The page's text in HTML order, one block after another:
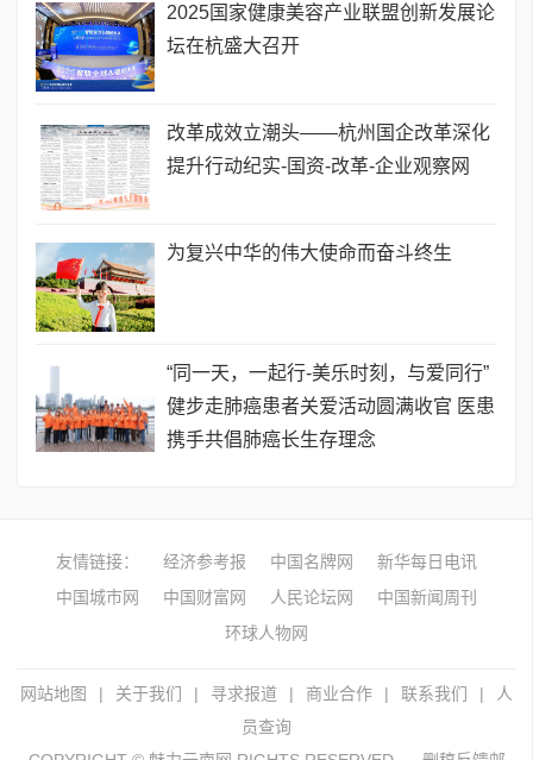
​2025国家健康美容产业联盟创新发展论
坛在杭盛大召开
改革成效立潮头——杭州国企改革深化
提升行动纪实-国资-改革-企业观察网
为复兴中华的伟大使命而奋斗终生
​“同一天，一起行-美乐时刻，与爱同行”
健步走肺癌患者关爱活动圆满收官 医患
携手共倡肺癌长生存理念
友情链接： 经济参考报 中国名牌网
新华每日电讯
中国城市网
中国财富网 人民论坛网
中国新闻周刊
环球人物网
网站地图 | 关于我们 | 寻求报道 | 商业合作 | 联系我们 |
人
员查询